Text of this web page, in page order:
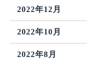
2022年12月
2022年10月
2022年8月